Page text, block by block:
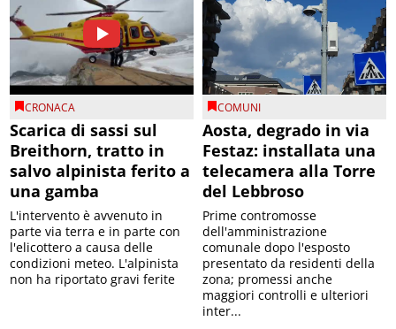
CRONACA
Scarica di sassi sul
Breithorn, tratto in
salvo alpinista ferito a
una gamba
L'intervento è avvenuto in
parte via terra e in parte con
l'elicottero a causa delle
condizioni meteo. L'alpinista
non ha riportato gravi ferite
COMUNI
Aosta, degrado in via
Festaz: installata una
telecamera alla Torre
del Lebbroso
Prime contromosse
dell'amministrazione
comunale dopo l'esposto
presentato da residenti della
zona; promessi anche
maggiori controlli e ulteriori
inter...